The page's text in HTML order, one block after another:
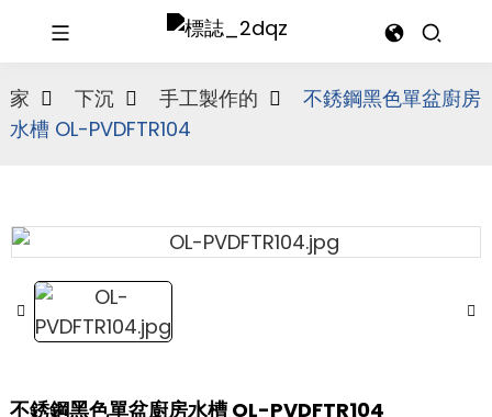
家 下沉 手工製作的
不銹鋼黑色單盆廚房
水槽 OL-PVDFTR104
不銹鋼黑色單盆廚房水槽 OL-PVDFTR104